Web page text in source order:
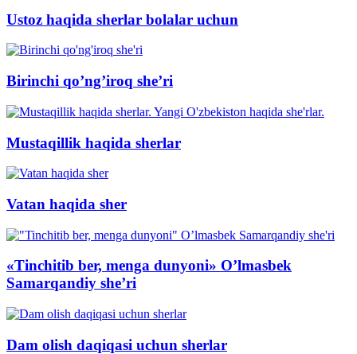
Ustoz haqida sherlar bolalar uchun
Birinchi qo’ng’iroq she’ri
Mustaqillik haqida sherlar
Vatan haqida sher
«Tinchitib ber, menga dunyoni» O’lmasbek
Samarqandiy she’ri
Dam olish daqiqasi uchun sherlar